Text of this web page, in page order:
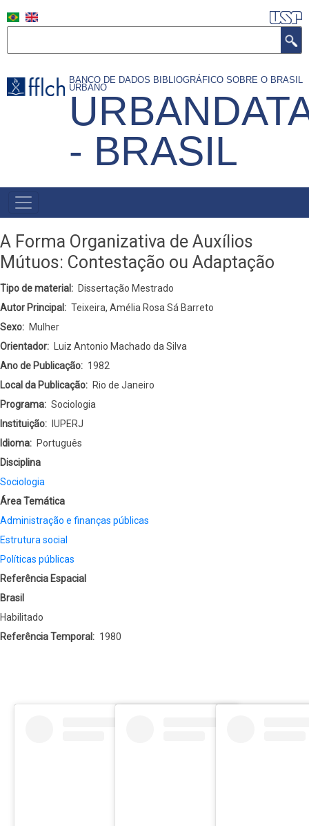
para
principal
BANCO DE DADOS BIBLIOGRÁFICO SOBRE O BRASIL
URBANO
- BRASIL
MAIN
NAVIGATION
A Forma Organizativa de Auxílios
Mútuos: Contestação ou Adaptação
Tipo de material
Dissertação Mestrado
Autor Principal
Teixeira, Amélia Rosa Sá Barreto
Sexo
Mulher
Orientador
Luiz Antonio Machado da Silva
Ano de Publicação
1982
Local da Publicação
Rio de Janeiro
Programa
Sociologia
Instituição
IUPERJ
Idioma
Português
Disciplina
Sociologia
Área Temática
Administração e finanças públicas
Estrutura social
Políticas públicas
Referência Espacial
Brasil
Habilitado
Referência Temporal
1980